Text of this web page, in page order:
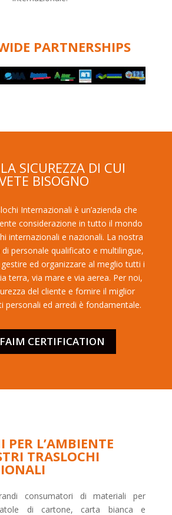
PARTNERSHIPS
SICUREZZA DI CUI
BISOGNO
Internazionali è un’azienda che
considerazione in tutto il mondo
internazionali e nazionali. La nostra
personale qualificato e multilingue,
ed organizzare al meglio tutti i
terra, via mare e via aerea. Per noi,
del cliente e fornire il miglior
personali ed arredi è fondamentale.
CERTIFICATION
PER L’AMBIENTE
TRASLOCHI
consumatori di materiali per
di cartone, carta bianca e